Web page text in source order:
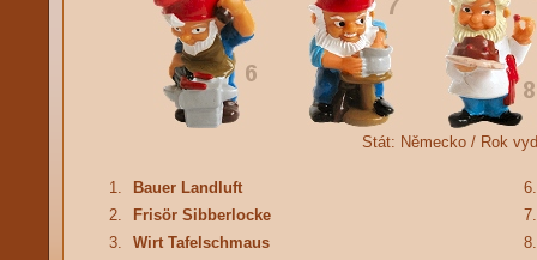
Stát: Německo / Rok
1. Bauer Landluft
6.
2.
Frisör Sibberlocke
7.
3.
Wirt Tafelschmaus
8.